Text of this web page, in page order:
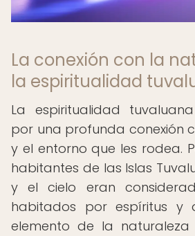
La conexión con la
la espiritualidad
La espiritualidad
por una profunda conexión
y el entorno que les rodea.
habitantes de las Islas
y el cielo eran
habitados por espíritus y
elemento de la